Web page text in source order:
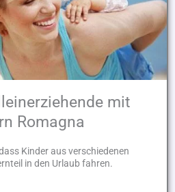
mit
Romagna
Kinder aus verschiedenen
in den Urlaub fahren.